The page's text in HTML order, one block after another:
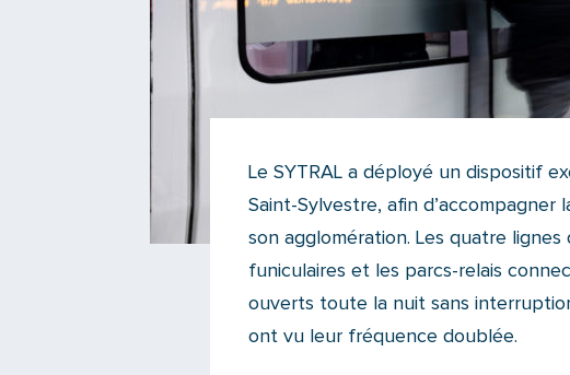
Le SYTRAL a déployé un dispositif
Saint-Sylvestre, afin
son agglomération. Les quatre
funiculaires et les parcs-relais
ouverts toute la nuit sans
ont vu leur fréquence doublée.